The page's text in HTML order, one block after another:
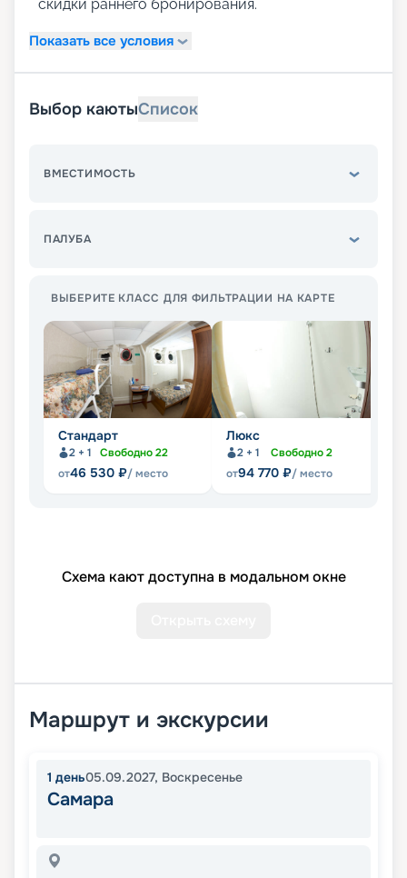
скидки раннего бронирования.
Показать все условия
Выбор каютыСписок
ВМЕСТИМОСТЬ
ПАЛУБА
ВЫБЕРИТЕ КЛАСС ДЛЯ ФИЛЬТРАЦИИ НА КАРТЕ
Стандарт
2 + 1 Свободно22
от46 530 ₽/ место
Люкс
2 + 1 Свободно2
от94 770 ₽/ место
Схема кают доступна в модальном окне
Маршрут и экскурсии
1 день05.09.2027, Воскресенье
Самара